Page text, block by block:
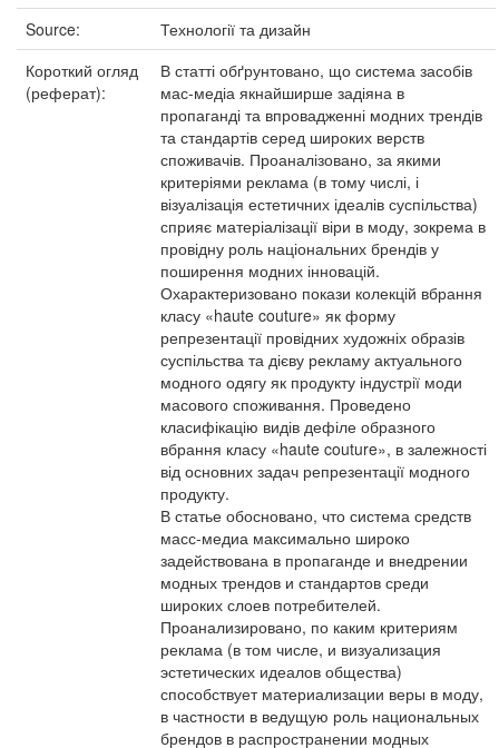
Source:
Технології та дизайн
Короткий огляд
(реферат):
В статті обґрунтовано, що система засобів
мас-медіа якнайширше задіяна в
пропаганді та впровадженні модних трендів
та стандартів серед широких верств
споживачів. Проаналізовано, за якими
критеріями реклама (в тому числі, і
візуалізація естетичних ідеалів суспільства)
сприяє матеріалізації віри в моду, зокрема в
провідну роль національних брендів у
поширення модних інновацій.
Охарактеризовано покази колекцій вбрання
класу «haute couture» як форму
репрезентації провідних художніх образів
суспільства та дієву рекламу актуального
модного одягу як продукту індустрії моди
масового споживання. Проведено
класифікацію видів дефіле образного
вбрання класу «haute couture», в залежності
від основних задач репрезентації модного
продукту.
В статье обосновано, что система средств
масс-медиа максимально широко
задействована в пропаганде и внедрении
модных трендов и стандартов среди
широких слоев потребителей.
Проанализировано, по каким критериям
реклама (в том числе, и визуализация
эстетических идеалов общества)
способствует материализации веры в моду,
в частности в ведущую роль национальных
брендов в распространении модных